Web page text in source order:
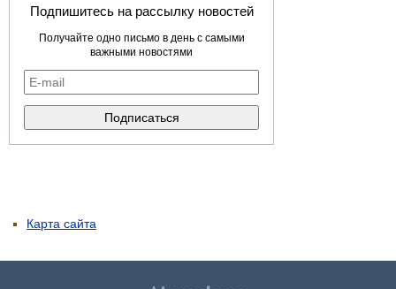
Подпишитесь на рассылку новостей
Получайте одно письмо в день с самыми
важными новостями
Карта сайта